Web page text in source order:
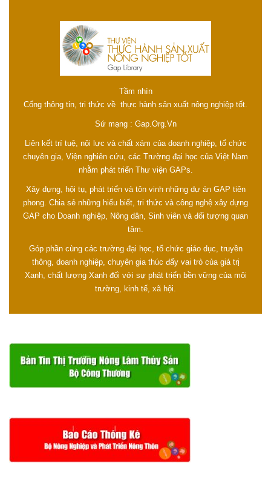
Tầm nhìn
Cổng thông tin, tri thức về thực hành sản xuất nông nghiệp tốt.
Sứ mạng : Gap.Org.Vn
Liên kết trí tuệ, nội lực và chất xám của doanh nghiệp, tổ chức
chuyên gia, Viện nghiên cứu, các Trường đại học của Việt Nam
nhằm phát triển Thư viện GAPs.
Xây dựng, hội tụ, phát triển và tôn vinh những dự án GAP tiên
phong. Chia sẻ những hiểu biết, tri thức và công nghệ xây dựng
GAP cho Doanh nghiệp, Nông dân, Sinh viên và đối tượng quan
tâm.
Góp phần cùng các trường đại học, tổ chức giáo dục, truyền
thông, doanh nghiệp, chuyên gia thúc đẩy vai trò của giá trị
Xanh, chất lượng Xanh đối với sự phát triển bền vững của môi
trường, kinh tế, xã hội.